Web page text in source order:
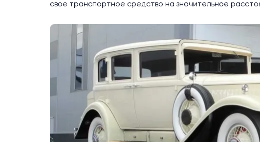
свое транспортное средство на значительное